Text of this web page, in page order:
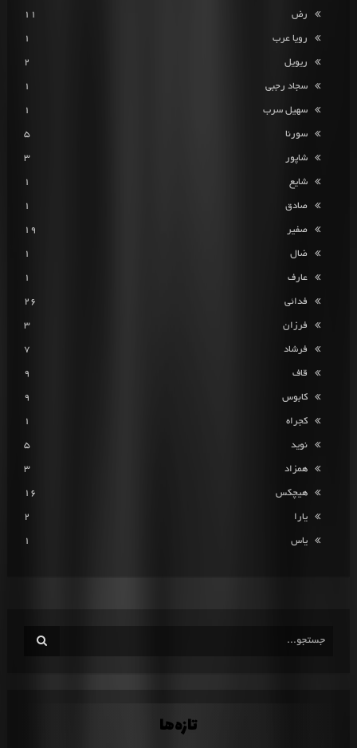
رض 11
رویا عرب 1
ریویل 2
سجاد رجبی 1
سهیل سرب 1
سورنا 5
شاپور 3
شایع 1
صادق 1
صفیر 19
ضال 1
عارف 1
فدائی 26
فرزان 3
فرشاد 7
قاف 9
کابوس 9
کجراه 1
نوید 5
همزاد 3
هیچکس 16
یارا 2
یاس 1
تازه‌ها